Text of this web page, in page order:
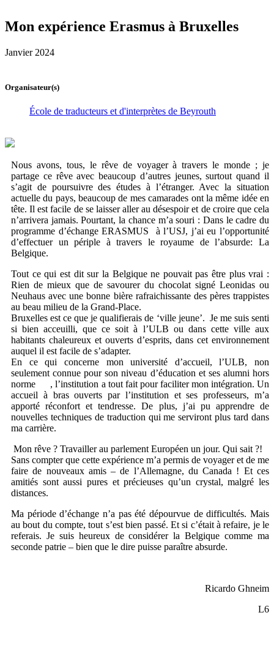
Mon expérience Erasmus à Bruxelles
Janvier 2024
Organisateur(s)
École de traducteurs et d'interprètes de Beyrouth
Nous avons, tous, le rêve de voyager à travers le monde ; je
partage ce rêve avec beaucoup d’autres jeunes, surtout quand il
s’agit de poursuivre des études à l’étranger. Avec la situation
actuelle du pays, beaucoup de mes camarades ont la même idée en
tête. Il est facile de se laisser aller au désespoir et de croire que cela
n’arrivera jamais. Pourtant, la chance m’a souri : Dans le cadre du
programme d’échange ERASMUS à l’USJ, j’ai eu l’opportunité
d’effectuer un périple à travers le royaume de l’absurde: La
Belgique.
Tout ce qui est dit sur la Belgique ne pouvait pas être plus vrai :
Rien de mieux que de savourer du chocolat signé Leonidas ou
Neuhaus avec une bonne bière rafraichissante des pères trappistes
au beau milieu de la Grand-Place.
Bruxelles est ce que je qualifierais de ‘ville jeune’. Je me suis senti
si bien acceuilli, que ce soit à l’ULB ou dans cette ville aux
habitants chaleureux et ouverts d’esprits, dans cet environnement
auquel il est facile de s’adapter.
En ce qui concerne mon université d’accueil, l’ULB, non
seulement connue pour son niveau d’éducation et ses alumni hors
norme , l’institution a tout fait pour faciliter mon intégration. Un
accueil à bras ouverts par l’institution et ses professeurs, m’a
apporté réconfort et tendresse. De plus, j’ai pu apprendre de
nouvelles techniques de traduction qui me serviront plus tard dans
ma carrière.
Mon rêve ? Travailler au parlement Européen un jour. Qui sait ?!
Sans compter que cette expérience m’a permis de voyager et de me
faire de nouveaux amis – de l’Allemagne, du Canada ! Et ces
amitiés sont aussi pures et précieuses qu’un crystal, malgré les
distances.
Ma période d’échange n’a pas été dépourvue de difficultés. Mais
au bout du compte, tout s’est bien passé. Et si c’était à refaire, je le
referais. Je suis heureux de considérer la Belgique comme ma
seconde patrie – bien que le dire puisse paraître absurde.
Ricardo Ghneim
L6